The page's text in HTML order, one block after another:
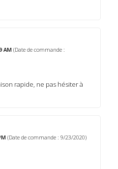
AM (Date de commande :
rapide, ne pas hésiter à
(Date de commande : 9/23/2020)